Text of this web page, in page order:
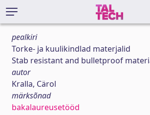
pealkiri
Torke- ja kuulikindlad materjalid
Stab resistant and bulletproof
autor
Kralla, Cärol
märksõnad
bakalaureusetööd